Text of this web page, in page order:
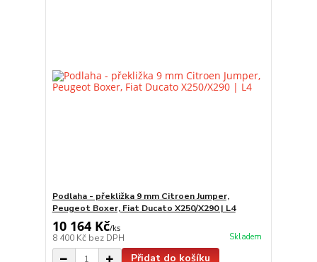
Podlaha - překližka 9 mm Citroen Jumper,
Peugeot Boxer, Fiat Ducato X250/X290 | L4
10 164 Kč/ks
8 400 Kč bez DPH Skladem
Přidat do košíku